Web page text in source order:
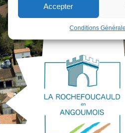
Accepter
Conditions